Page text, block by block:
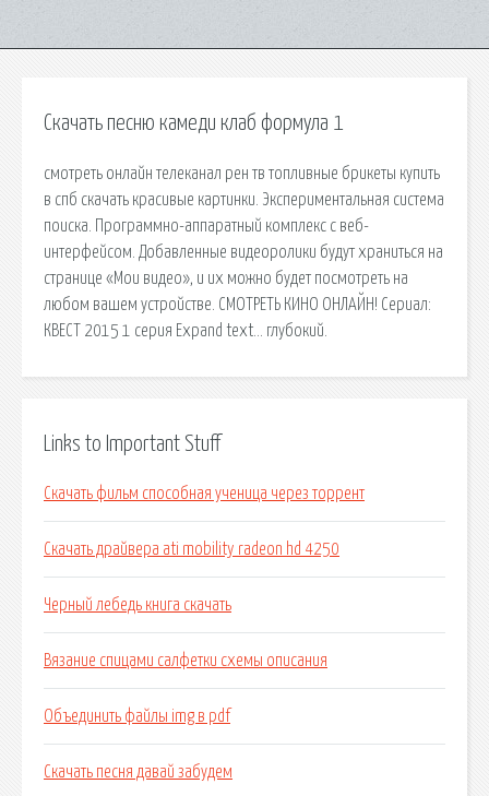
Скачать песню камеди клаб формула 1
смотреть онлайн телеканал рен тв топливные брикеты купить
в спб скачать красивые картинки. Экспериментальная система
поиска. Программно-аппаратный комплекс с веб-
интерфейсом. Добавленные видеоролики будут храниться на
странице «Мои видео», и их можно будет посмотреть на
любом вашем устройстве. СМОТРЕТЬ КИНО ОНЛАЙН! Сериал:
КВЕСТ 2015 1 серия Expand text… глубокий.
Links to Important Stuff
Скачать фильм способная ученица через торрент
Скачать драйвера ati mobility radeon hd 4250
Черный лебедь книга скачать
Вязание спицами салфетки схемы описания
Объединить файлы img в pdf
Скачать песня давай забудем